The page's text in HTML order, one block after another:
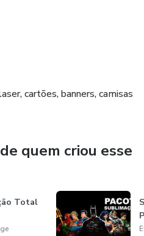
cartões, banners, camisas
quem criou esse
Total